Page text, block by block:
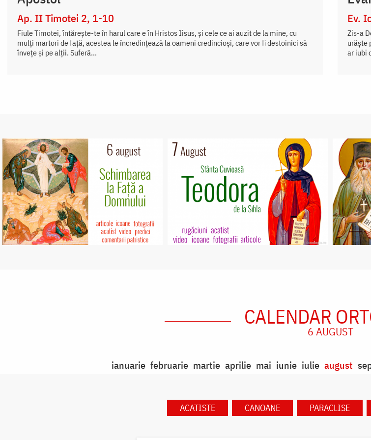
Ap. II Timotei 2, 1-10
Fiule Timotei, întăreşte-te în harul care e în Hristos Iisus, şi cele ce ai auzit de la mine, cu
mulţi martori de faţă, acestea le încredinţează la oameni credincioşi, care vor fi destoinici să
înveţe şi pe alţii. Suferă...
Ev.
Zis-a
urăște
ar iubi
CALENDAR
6 AUGUST
ianuarie februarie martie aprilie mai iunie iulie august
ACATISTE CANOANE PARACLISE